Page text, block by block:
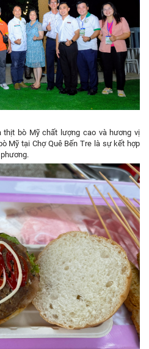
thịt bò Mỹ chất lượng cao và hương vị
Mỹ tại Chợ Quê Bến Tre là sự kết hợp